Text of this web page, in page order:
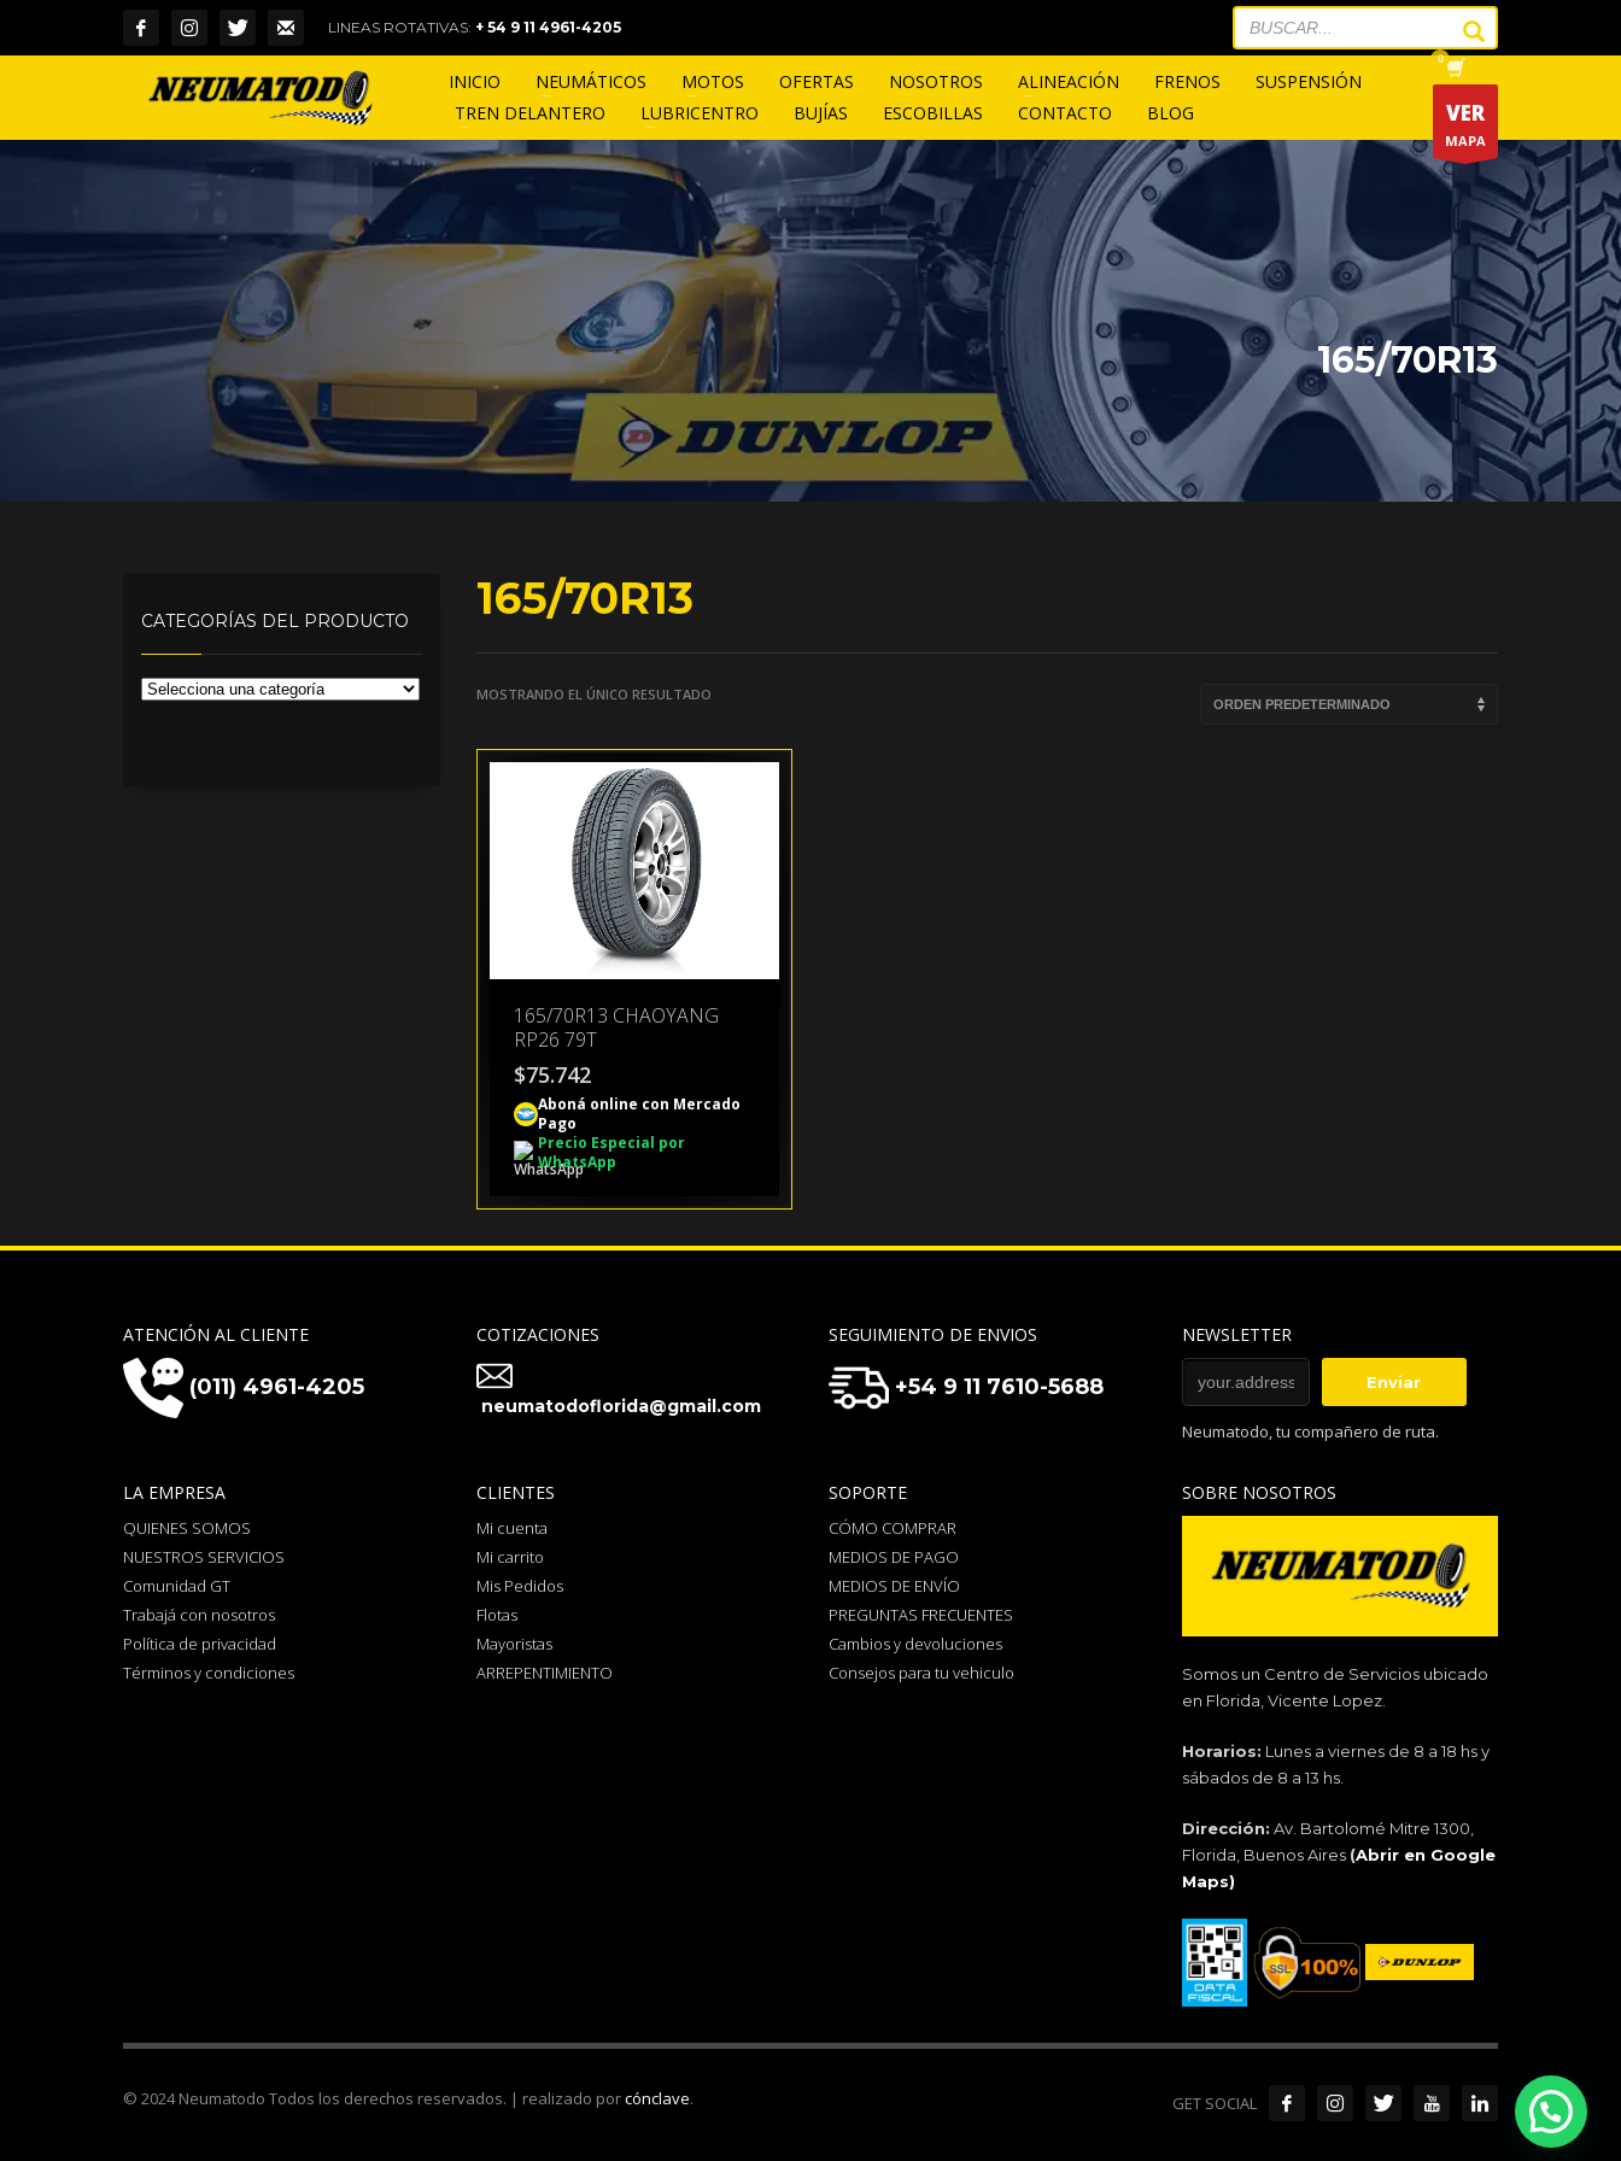
LINEAS ROTATIVAS: + 54 9 11 4961-4205
INICIO NEUMÁTICOS MOTOS OFERTAS NOSOTROS ALINEACIÓN FRENOS
SUSPENSIÓN
TREN DELANTERO
LUBRICENTRO BUJÍAS ESCOBILLAS CONTACTO BLOG VER
MAPA
165/70R13
165/70R13
MOSTRANDO EL ÚNICO RESULTADO
165/70R13 CHAOYANG
RP26 79T
$75.742
Aboná online con Mercado
Pago
Precio Especial por
WhatsApp
CATEGORÍAS DEL PRODUCTO
ATENCIÓN AL CLIENTE
(011) 4961-4205
COTIZACIONES
neumatodoflorida@gmail.com
SEGUIMIENTO DE ENVIOS
+54 9 11 7610-5688
NEWSLETTER
Neumatodo, tu compañero de ruta.
LA EMPRESA
QUIENES SOMOS
NUESTROS SERVICIOS
Comunidad GT
Trabajá con nosotros
Política de privacidad
Términos y condiciones
CLIENTES
Mi cuenta
Mi carrito
Mis Pedidos
Flotas
Mayoristas
ARREPENTIMIENTO
SOPORTE
CÓMO COMPRAR
MEDIOS DE PAGO
MEDIOS DE ENVÍO
PREGUNTAS FRECUENTES
Cambios y devoluciones
Consejos para tu vehiculo
SOBRE NOSOTROS
Somos un Centro de Servicios ubicado
en Florida, Vicente Lopez.
Horarios: Lunes a viernes de 8 a 18 hs y
sábados de 8 a 13 hs.
Dirección: Av. Bartolomé Mitre 1300,
Florida, Buenos Aires (Abrir en Google
Maps)
GET SOCIAL
© 2024 Neumatodo Todos los derechos reservados. | realizado porcónclave.